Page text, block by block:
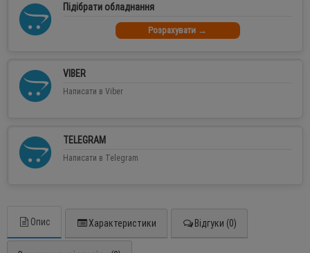
Підібрати обладнання
Розрахувати →
VIBER
Написати в Viber
TELEGRAM
Написати в Telegram
Опис Характеристики Відгуки (0)